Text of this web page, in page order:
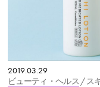
2019.03.29
ビューティ・ヘルス / ス